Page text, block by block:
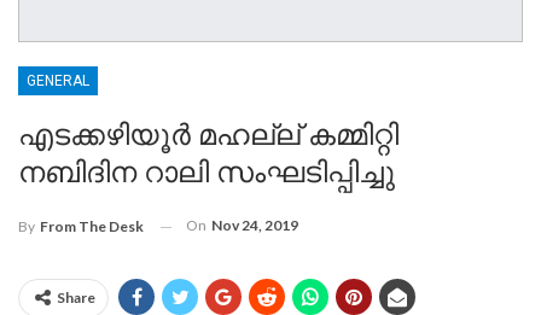
GENERAL
എടക്കഴിയൂർ മഹല്ല് കമ്മിറ്റി
നബിദിന റാലി സംഘടിപ്പിച്ചു
By From The Desk On Nov 24, 2019
Share